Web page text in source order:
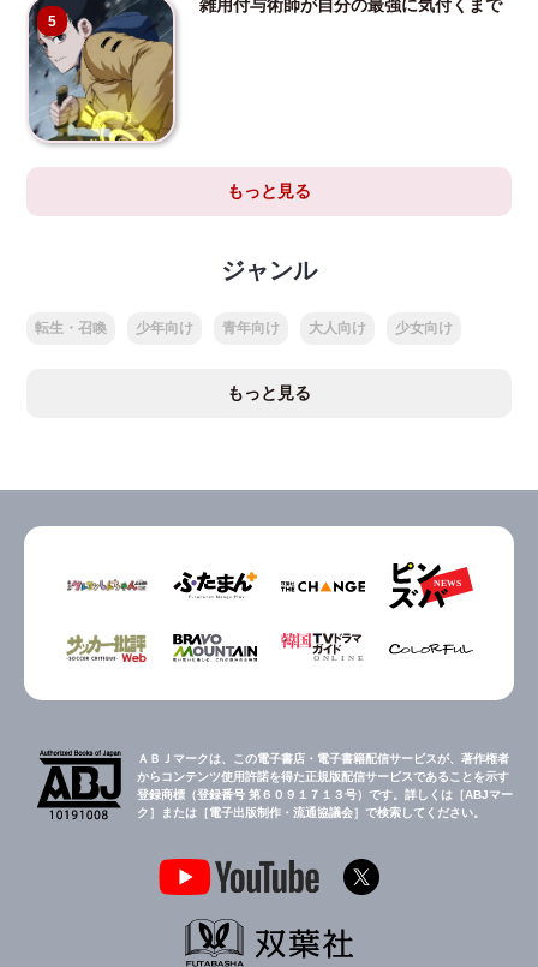
5
雑用付与術師が自分の最強に気付くまで
もっと見る
ジャンル
転生・召喚 少年向け 青年向け 大人向け 少女向け
もっと見る
ＡＢＪマークは、この電子書店・電子書籍配信サービスが、著作権者
からコンテンツ使用許諾を得た正規版配信サービスであることを示す
登録商標（登録番号 第６０９１７１３号）です。詳しくは［ABJマー
ク］または［電子出版制作・流通協議会］で検索してください。